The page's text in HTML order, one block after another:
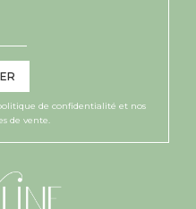
de confidentialité et nos
de vente.